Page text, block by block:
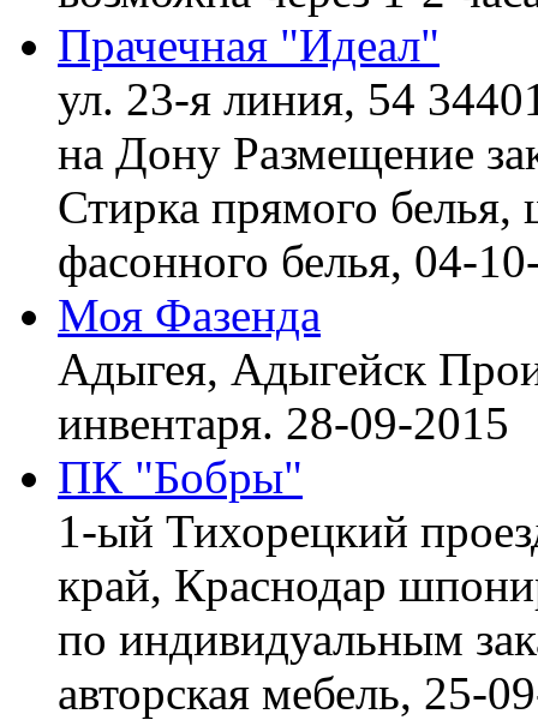
Прачечная "Идеал"
ул. 23-я линия, 54
на Дону Размещение
Стирка прямого
фасонного белья, 04-
Моя Фазенда
Адыгея, Адыгейск
инвентаря. 28-09-2015
ПК "Бобры"
1-ый Тихорецкий
край, Краснодар
по индивидуальным
авторская мебель, 25-